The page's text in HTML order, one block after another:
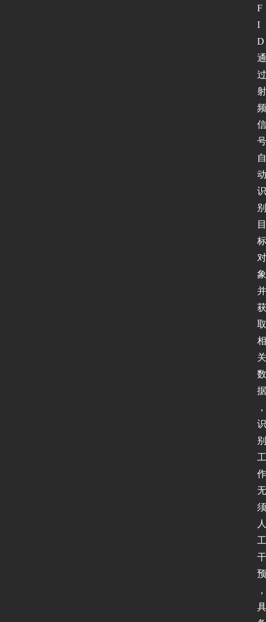
F
I
D
通
过
射
频
信
号
自
动
识
别
目
标
对
象
并
获
取
相
关
数
据
，
识
别
工
作
无
须
人
工
干
预
，
具